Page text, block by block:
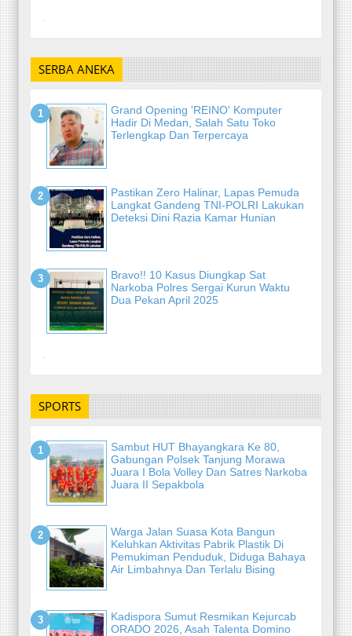
-
SERBA ANEKA
Grand Opening 'REINO' Komputer
Hadir Di Medan, Salah Satu Toko
Terlengkap Dan Terpercaya
Pastikan Zero Halinar, Lapas Pemuda
Langkat Gandeng TNI-POLRI Lakukan
Deteksi Dini Razia Kamar Hunian
Bravo!! 10 Kasus Diungkap Sat
Narkoba Polres Sergai Kurun Waktu
Dua Pekan April 2025
-
SPORTS
Sambut HUT Bhayangkara Ke 80,
Gabungan Polsek Tanjung Morawa
Juara I Bola Volley Dan Satres Narkoba
Juara II Sepakbola
Warga Jalan Suasa Kota Bangun
Keluhkan Aktivitas Pabrik Plastik Di
Pemukiman Penduduk, Diduga Bahaya
Air Limbahnya Dan Terlalu Bising
Kadispora Sumut Resmikan Kejurcab
ORADO 2026, Asah Talenta Domino